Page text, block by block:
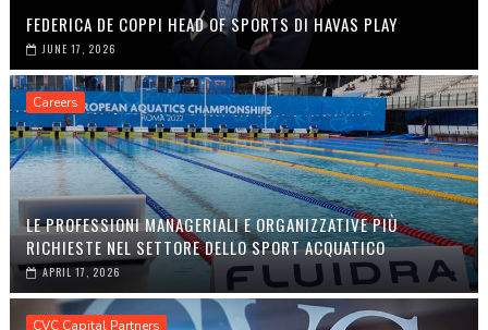
FEDERICA DE COPPI HEAD OF SPORTS DI HAVAS PLAY
JUNE 17, 2026
Careers
LE PROFESSIONI MANAGERIALI E ORGANIZZATIVE PIÙ
RICHIESTE NEL SETTORE DELLO SPORT ACQUATICO
APRIL 17, 2026
CVC Capital Partners